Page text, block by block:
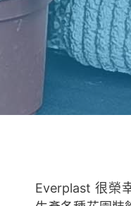
Everplast 很榮